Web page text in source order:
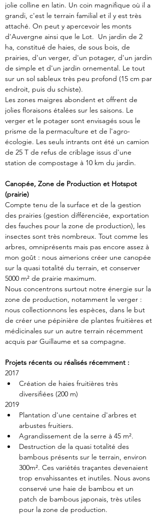
jolie colline en latin. Un coin magnifique où il a
grandi, c'est le terrain familial et il y est très
attaché. On peut y apercevoir les monts
d'Auvergne ainsi que le Lot.  Un jardin de 2
ha, constitué de haies, de sous bois, de
prairies, d'un verger, d'un potager, d'un jardin
de simple et d'un jardin ornemental. Le tout
sur un sol sableux très peu profond (15 cm par
endroit, puis du schiste).
Les zones maigres abondent et offrent de
jolies floraisons étalées sur les saisons. Le
verger et le potager sont envisagés sous le
prisme de la permaculture et de l'agro-
écologie. Les seuls intrants ont été un camion
de 25 T de refus de criblage issus d'une
station de compostage à 10 km du jardin.
Canopée, Zone de Production et Hotspot
(prairie)
Compte tenu de la surface et de la gestion
des prairies (gestion différenciée, exportation
des fauches pour la zone de production), les
insectes sont très nombreux. Tout comme les
arbres, omniprésents mais pas encore assez à
mon goût : nous aimerions créer une canopée
sur la quasi totalité du terrain, et conserver
5000 m² de prairie maximum.
Nous concentrons surtout notre énergie sur la
zone de production, notamment le verger :
nous collectionnons les espèces, dans le but
de créer une pépinière de plantes fruitières et
médicinales sur un autre terrain récemment
acquis par Guillaume et sa compagne.
Projets récents ou réalisés récemment :
2017
Création de haies fruitières très
diversifiées (200 m)
2019
Plantation d'une centaine d'arbres et
arbustes fruitiers.
Agrandissement de la serre à 45 m².
Destruction de la quasi totalité des
bambous présents sur le terrain, environ
300m². Ces variétés traçantes devenaient
trop envahissantes et inutiles. Nous avons
conservé une haie de bambou et un
patch de bambous japonais, très utiles
pour la zone de production.